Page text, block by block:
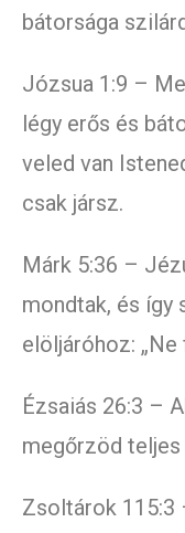
bátorsága
Józsua 1:9 –
légy erős és
veled van
csak jársz.
Márk 5:36 –
mondtak, és így
elöljáróhoz: „Ne
Ézsaiás 26:3 –
megőrzöd teljes
Zsoltárok 115:3